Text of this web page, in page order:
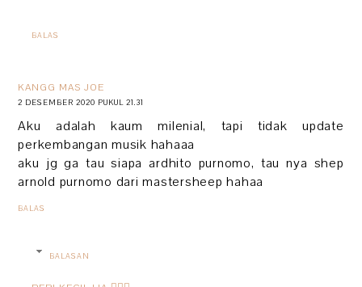
BALAS
KANGG MAS JOE
2 DESEMBER 2020 PUKUL 21.31
Aku adalah kaum milenial, tapi tidak update
perkembangan musik hahaaa
aku jg ga tau siapa ardhito purnomo, tau nya shep
arnold purnomo dari mastersheep hahaa
BALAS
BALASAN